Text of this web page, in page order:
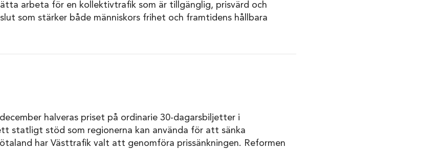
arbeta för en kollektivtrafik som är tillgänglig, prisvärd och
som stärker både människors frihet och framtidens hållbara
halveras priset på ordinarie 30-dagarsbiljetter i
statligt stöd som regionerna kan använda för att sänka
har Västtrafik valt att genomföra prissänkningen. Reformen